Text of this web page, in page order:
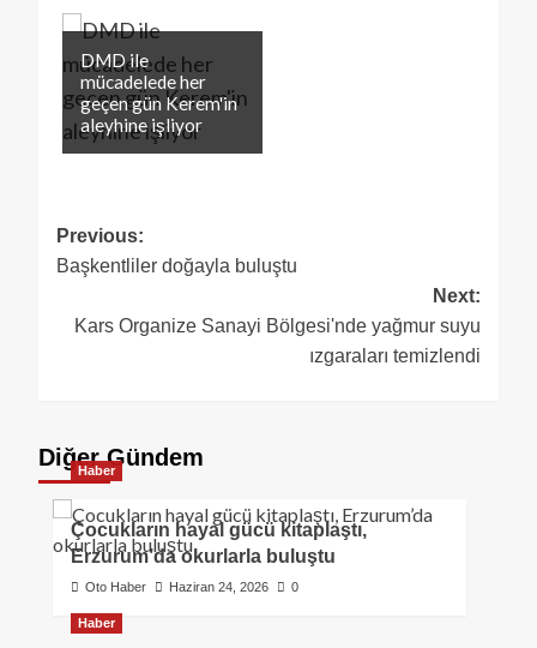
DMD ile
mücadelede her
geçen gün Kerem'in
aleyhine işliyor
Previous:
Başkentliler doğayla buluştu
Next:
Kars Organize Sanayi Bölgesi'nde yağmur suyu
ızgaraları temizlendi
Diğer Gündem
Haber
Çocukların hayal gücü kitaplaştı,
Erzurum’da okurlarla buluştu
Oto Haber Haziran 24, 2026 0
Haber